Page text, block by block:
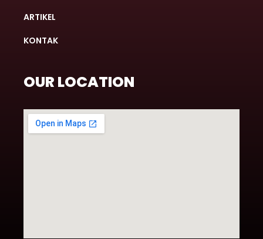
ARTIKEL
KONTAK
OUR LOCATION